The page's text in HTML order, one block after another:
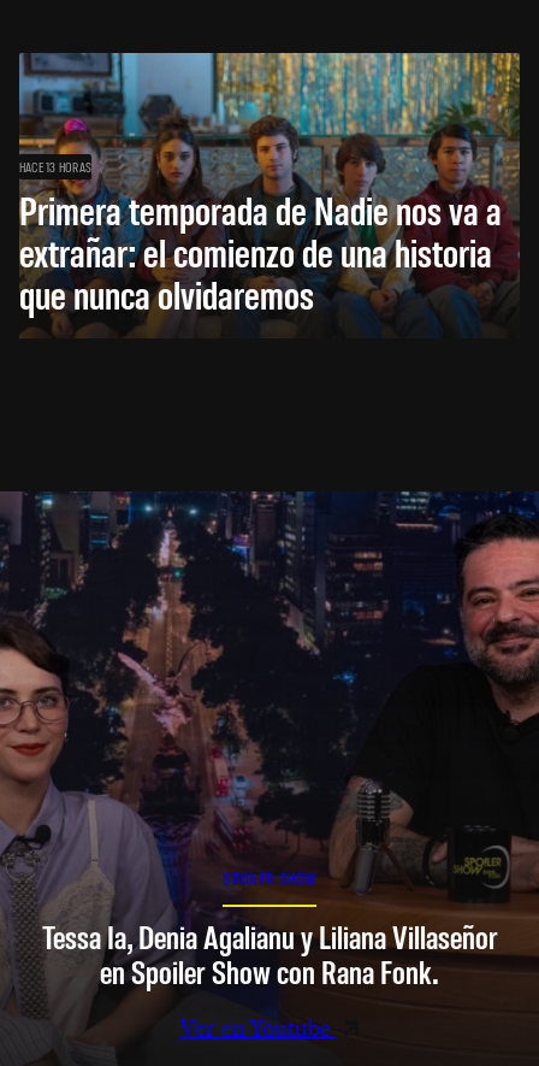
HACE 13 HORAS
Primera temporada de Nadie nos va a
extrañar: el comienzo de una historia
que nunca olvidaremos
SPOILER SHOW
Tessa Ia, Denia Agalianu y Liliana Villaseñor
en Spoiler Show con Rana Fonk.
Ver en Youtube